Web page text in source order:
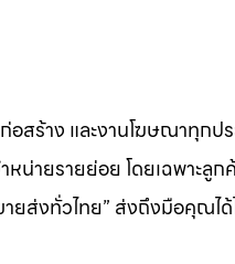
ร้าง และงานโฆษณาทุกประ
หน่ายรายย่อย โดยเฉพาะลูก
ยส่งทั่วไทย” ส่งถึงมือคุณไ